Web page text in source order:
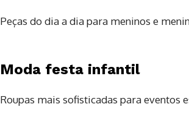
Peças do dia a dia para meninos e
Moda festa infantil
Roupas mais sofisticadas para eventos